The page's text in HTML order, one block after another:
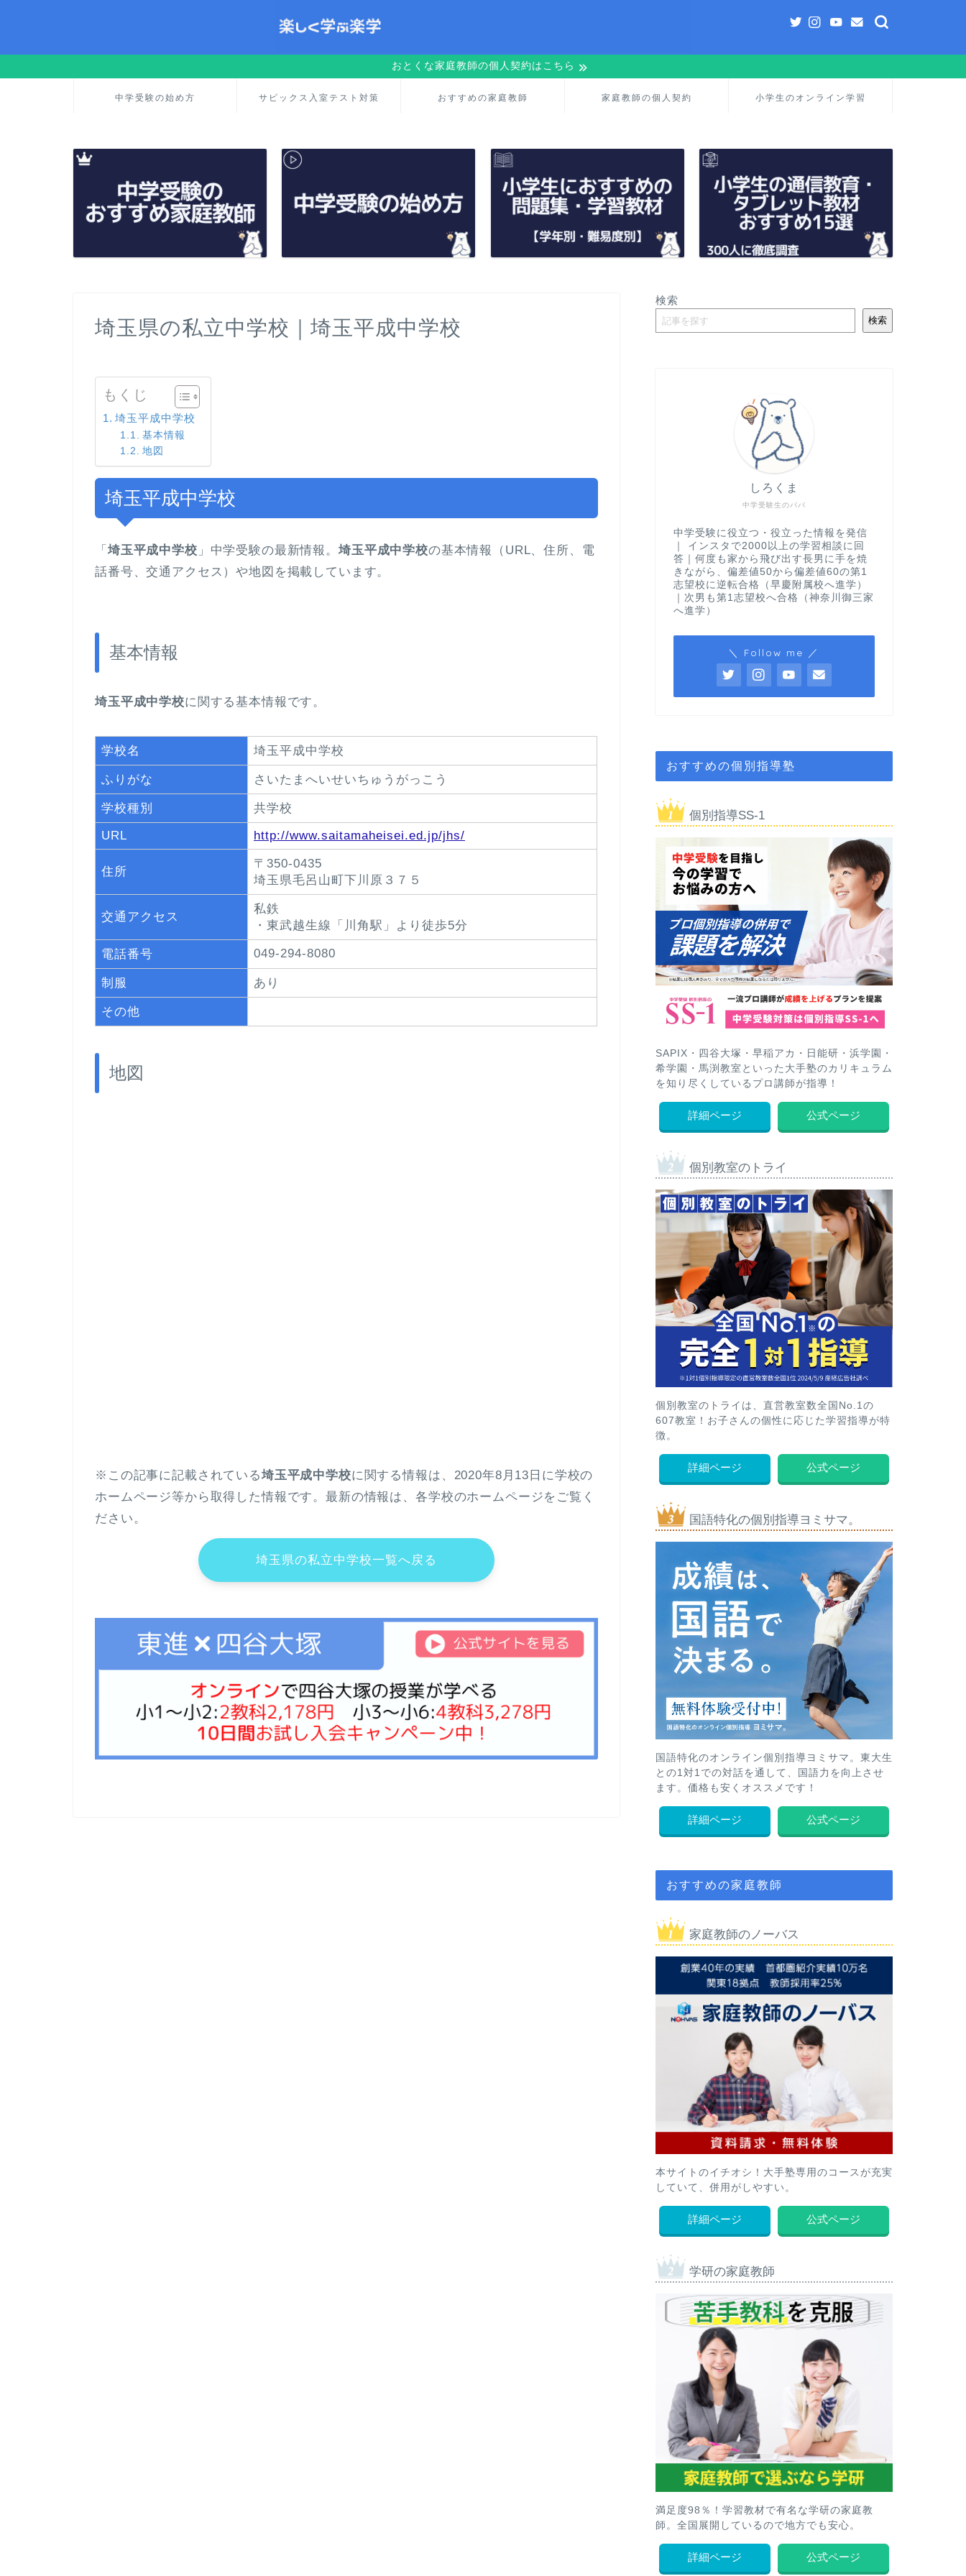
おとくな家庭教師の個人契約はこちら
中学受験の始め方 サピックス入室テスト対策 おすすめの家庭教師 家庭教師の個人契約 小学生のオンライン学習
埼玉県の私立中学校｜埼玉平成中学校
もくじ
埼玉平成中学校
基本情報
地図
埼玉平成中学校
「 埼玉平成中学校 」中学受験の最新情報。 埼玉平成中学校の基本情報（URL、住所、電
話番号、交通アクセス）や地図を掲載しています。
基本情報
埼玉平成中学校に関する基本情報です。
学校名 埼玉平成中学校
ふりがな さいたまへいせいちゅうがっこう
学校種別
共学校
URL
http://www.saitamaheisei.ed.jp/jhs/
住所
〒350-0435
埼玉県毛呂山町下川原３７５
交通アクセス
私鉄
・東武越生線「川角駅」より徒歩5分
電話番号 049-294-8080
制服 あり
その他
地図
※この記事に記載されている埼玉平成中学校に関する情報は、2020年8月13日に学校の
ホームページ等から取得した情報です。最新の情報は、各学校のホームページをご覧く
ださい。
埼玉県の私立中学校一覧へ戻る
検索
検索
中学受験生のパパ
しろくま
中学受験に役立つ・役立った情報を発信
｜ インスタで2000以上の学習相談に回
答｜何度も家から飛び出す長男に手を焼
きながら、偏差値50から偏差値60の第1
志望校に逆転合格（早慶附属校へ進学）
｜次男も第1志望校へ合格（神奈川御三家
へ進学）
＼ Follow me ／
おすすめの個別指導塾
個別指導SS-1
SAPIX・四谷大塚・早稲アカ・日能研・浜学園・
希学園・馬渕教室といった大手塾のカリキュラム
を知り尽くしているプロ講師が指導！
詳細ページ 公式ページ
個別教室のトライ
個別教室のトライは、直営教室数全国No.1の
607教室！お子さんの個性に応じた学習指導が特
徴。
詳細ページ 公式ページ
国語特化の個別指導ヨミサマ。
国語特化のオンライン個別指導ヨミサマ。東大生
との1対1での対話を通して、国語力を向上させ
ます。価格も安くオススメです！
詳細ページ 公式ページ
おすすめの家庭教師
家庭教師のノーバス
本サイトのイチオシ！大手塾専用のコースが充実
していて、併用がしやすい。
詳細ページ 公式ページ
学研の家庭教師
満足度98％！学習教材で有名な学研の家庭教
師。全国展開しているので地方でも安心。
詳細ページ 公式ページ